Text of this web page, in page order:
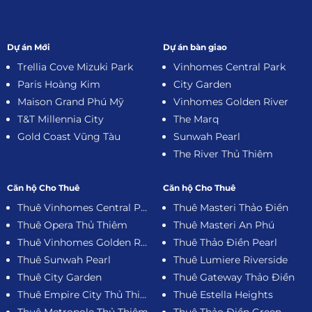
Dự án Mới
Trellia Cove Mizuki Park
Paris Hoàng Kim
Maison Grand Phú Mỹ
T&T Millennia City
Gold Coast Vũng Tàu
Dự án bàn giao
Vinhomes Central Park
City Garden
Vinhomes Golden River
The Marq
Sunwah Pearl
The River Thủ Thiêm
Căn hộ Cho Thuê
Thuê Vinhomes Central Park
Thuê Opera Thủ Thiêm
Thuê Vinhomes Golden River
Thuê Sunwah Pearl
Thuê City Garden
Thuê Empire City Thủ Thiêm
Căn hộ Cho Thuê
Thuê Masteri Thảo Điền
Thuê Masteri An Phú
Thuê Thảo Điền Pearl
Thuê Lumiere Riverside
Thuê Gateway Thảo Điền
Thuê Estella Heights